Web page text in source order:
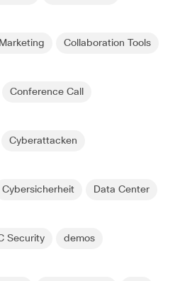
Collaboration Tools
Conference Call
Cyberattacken
Cybersicherheit Data Center
Security demos